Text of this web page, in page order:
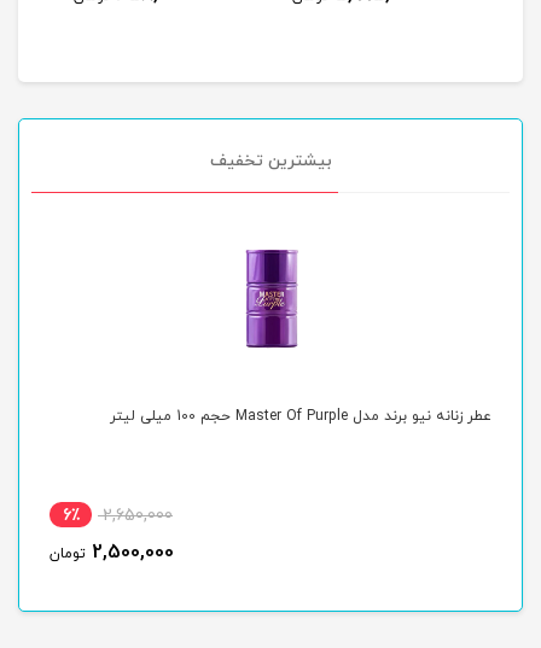
بیشترین تخفیف
عطر زنانه نیو برند مدل Master Of Purple حجم 100 میلی لیتر
2,650,000 6٪
2,500,000 تومان